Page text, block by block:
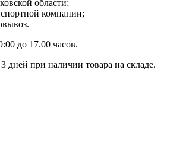
области;
компании;
до 17.00 часов.
дней при наличии товара на складе.